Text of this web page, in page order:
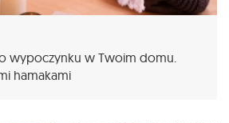
wypoczynku w Twoim domu.
hamakami